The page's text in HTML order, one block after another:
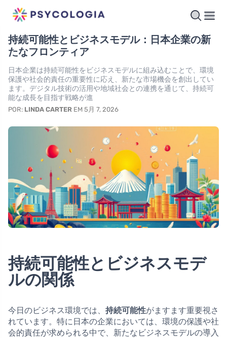
持続可能性とビジネスモデル：日本企業の新
たなフロンティア
日本企業は持続可能性をビジネスモデルに組み込むことで、環境
保護や社会的責任の重要性に応え、新たな市場機会を創出してい
ます。デジタル技術の活用や地域社会との連携を通じて、持続可
能な成長を目指す戦略が進
POR: LINDA CARTER EM 5月 7, 2026
持続可能性とビジネスモデ
ルの関係
今日のビジネス環境では、 持続可能性がますます重要視さ
れています。特に日本の企業においては、環境の保護や社
会的責任が求められる中で、新たなビジネスモデルの導入